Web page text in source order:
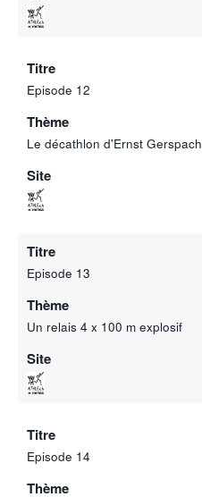
Titre
Episode 12
Thème
Le décathlon d'Ernst Gerspach
Site
Titre
Episode 13
Thème
Un relais 4 x 100 m explosif
Site
Titre
Episode 14
Thème